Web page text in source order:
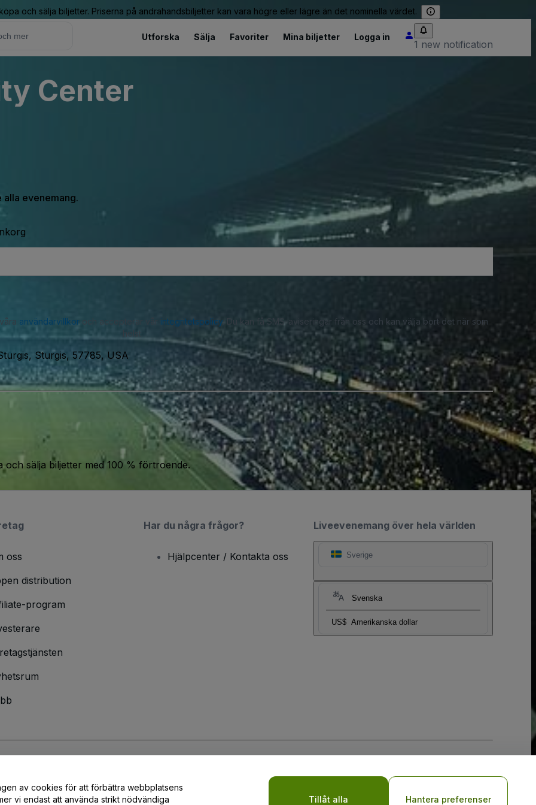
och sälja biljetter. Priserna på andrahandsbiljetter kan vara högre eller lägre än det nominella värdet.
Utforska Sälja Favoriter Mina biljetter Logga in
1 new notification
Center
alla evenemang.
användarvillkoroch accepterar vår integritetspolicy. Du kan få SMS-aviseringar från oss och kan välja bort det när som
helst.
Sturgis, 57785, USA
sälja biljetter med 100 % förtroende.
Liveevenemang över hela världen
Sverige
Svenska
US$ Amerikanska dollar
oss
distribution
program
Har du några frågor?
Hjälpcenter / Kontakta oss
mobilsekretesspolicy
av cookies för att förbättra webbplatsens
vi endast att använda strikt nödvändiga
Tillåt alla Hantera preferenser